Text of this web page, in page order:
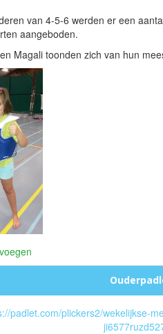
van 4-5-6 werden er een
aangeboden.
Magali toonden zich van hun
padlet.com/plickers2/wekelijkse-